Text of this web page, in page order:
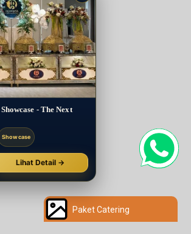
Paket Catering
- The Next
Showcase
Lihat Detail →